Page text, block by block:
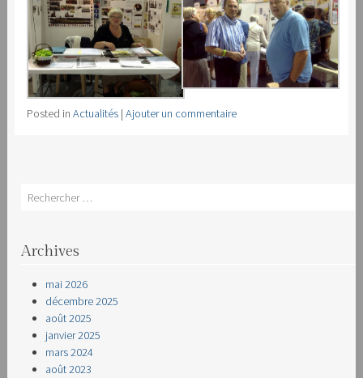
Posted in Actualités | Ajouter un commentaire
Search
Archives
mai 2026
décembre 2025
août 2025
janvier 2025
mars 2024
août 2023